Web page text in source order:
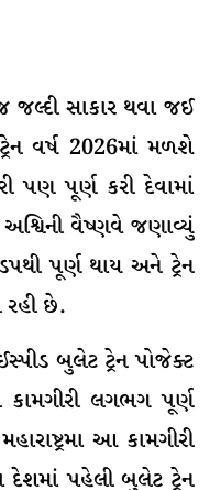
જલ્દી સાકાર થવા જઈ
વર્ષ 2026માં મળશે
પણ પૂર્ણ કરી દેવામાં
વૈષ્ણવે જણાવ્યું
પૂર્ણ થાય અને ટ્રેન
રહી છે.
બુલેટ ટ્રેન પોજેક્ટ
કામગીરી લગભગ પૂર્ણ
આ કામગીરી
પહેલી બુલેટ ટ્રેન